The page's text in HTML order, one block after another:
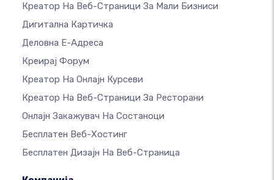
Креатор На Веб-Страници За Мали Бизниси
Дигитална Картичка
Деловна Е-Адреса
Креирај Форум
Креатор На Онлајн Курсеви
Креатор На Веб-Страници За Ресторани
Онлајн Закажувач На Состаноци
Бесплатен Веб-Хостинг
Бесплатен Дизајн На Веб-Страница